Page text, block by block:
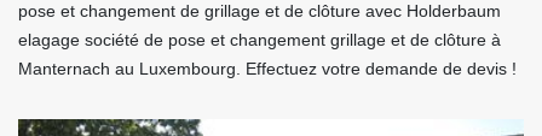
pose et changement de grillage et de clôture avec Holderbaum
elagage société de pose et changement grillage et de clôture à
Manternach au Luxembourg. Effectuez votre demande de devis !